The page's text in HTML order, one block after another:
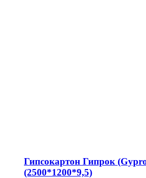
Гипсокартон Гипрок
(2500*1200*9,5)